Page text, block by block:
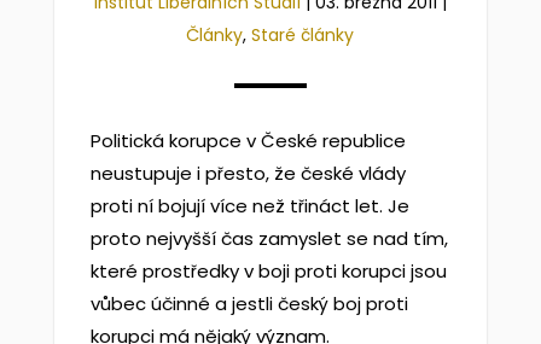
Články,Staré články
Politická korupce v České republice
neustupuje i přesto, že české vlády
proti ní bojují více než třináct let. Je
proto nejvyšší čas zamyslet se nad tím,
které prostředky v boji proti korupci jsou
vůbec účinné a jestli český boj proti
korupci má nějaký význam.